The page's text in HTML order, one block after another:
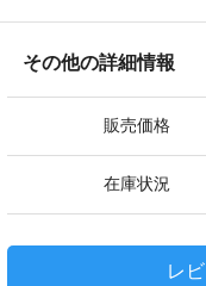
その他の詳細情報
販売価格
在庫状況
レ